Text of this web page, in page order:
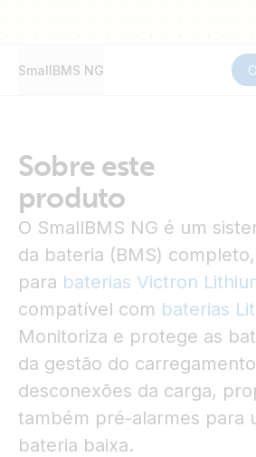
SmallBMS NG
Sobre este
produto
O SmallBMS NG é um
da bateria (BMS)
para baterias Victron
compatível com baterias
Monitoriza e protege as
da gestão do
desconexões da carga,
também pré-alarmes para
bateria baixa.